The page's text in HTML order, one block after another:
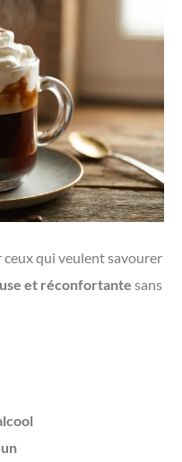
ceux qui veulent savourer
et réconfortante sans